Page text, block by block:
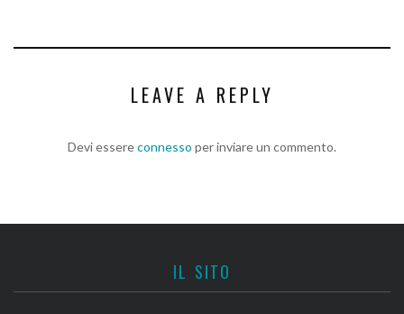
LEAVE A REPLY
Devi essereconnesso per inviare un commento.
IL SITO